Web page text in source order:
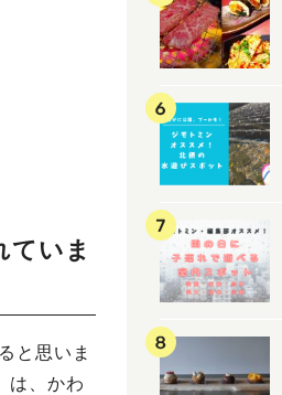
ていま
と思いま
は、かわ